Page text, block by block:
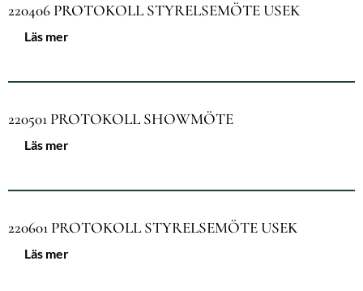
220406 PROTOKOLL STYRELSEMÖTE USEK
Läs mer
220501 PROTOKOLL SHOWMÖTE
Läs mer
220601 PROTOKOLL STYRELSEMÖTE USEK
Läs mer